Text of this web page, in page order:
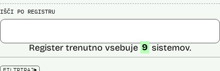
IŠČI PO REGISTRU
Register trenutno vsebuje 9 sistemov.